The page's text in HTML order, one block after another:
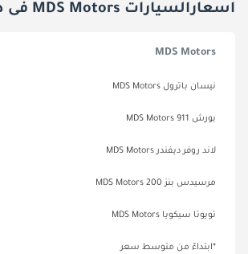
اسعارالسيارات MDS Motors فى دبي
MDS Motors
نيسان باترول MDS Motors
بورش 911 MDS Motors
لاند روفر ديفندر MDS Motors
مرسيدس بنز 200 MDS Motors
تويوتا سيكويا MDS Motors
*ابتداءً من متوسط سعر